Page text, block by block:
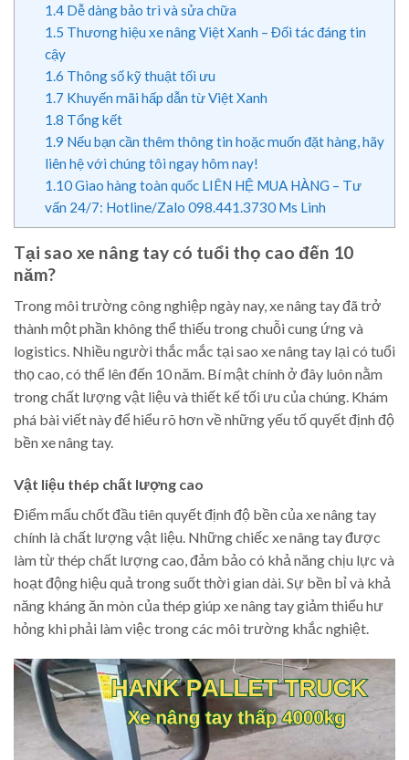
1.4Dễ dàng bảo trì và sửa chữa
1.5 Thương hiệu xe nâng Việt Xanh – Đối tác đáng tin
cậy
1.6 Thông số kỹ thuật tối ưu
1.7 Khuyến mãi hấp dẫn từ Việt Xanh
1.8 Tổng kết
1.9 Nếu bạn cần thêm thông tin hoặc muốn đặt hàng, hãy
liên hệ với chúng tôi ngay hôm nay!
1.10Giao hàng toàn quốc LIÊN HỆ MUA HÀNG – Tư
vấn 24/7: Hotline/Zalo 098.441.3730 Ms Linh
Tại sao xe nâng tay có tuổi thọ cao đến 10
năm?
Trong môi trường công nghiệp ngày nay, xe nâng tay đã trở
thành một phần không thể thiếu trong chuỗi cung ứng và
logistics. Nhiều người thắc mắc tại sao xe nâng tay lại có tuổi
thọ cao, có thể lên đến 10 năm. Bí mật chính ở đây luôn nằm
trong chất lượng vật liệu và thiết kế tối ưu của chúng. Khám
phá bài viết này để hiểu rõ hơn về những yếu tố quyết định độ
bền xe nâng tay.
Vật liệu thép chất lượng cao
Điểm mấu chốt đầu tiên quyết định độ bền của xe nâng tay
chính là chất lượng vật liệu. Những chiếc xe nâng tay được
làm từ thép chất lượng cao, đảm bảo có khả năng chịu lực và
hoạt động hiệu quả trong suốt thời gian dài. Sự bền bỉ và khả
năng kháng ăn mòn của thép giúp xe nâng tay giảm thiểu hư
hỏng khi phải làm việc trong các môi trường khắc nghiệt.